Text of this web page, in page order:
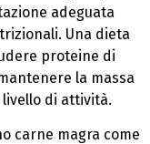
adeguata
Una dieta
proteine di
la massa
di attività.
carne magra come